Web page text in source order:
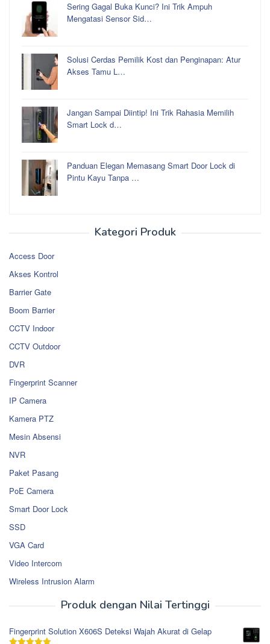
Sering Gagal Buka Kunci? Ini Trik Ampuh
Mengatasi Sensor Sid…
Solusi Cerdas Pemilik Kost dan Penginapan: Atur
Akses Tamu L…
Jangan Sampai Diintip! Ini Trik Rahasia Memilih
Smart Lock d…
Panduan Elegan Memasang Smart Door Lock di
Pintu Kayu Tanpa …
Kategori Produk
Access Door
Akses Kontrol
Barrier Gate
Boom Barrier
CCTV Indoor
CCTV Outdoor
DVR
Fingerprint Scanner
IP Camera
Kamera PTZ
Mesin Absensi
NVR
Paket Pasang
PoE Camera
Smart Door Lock
SSD
VGA Card
Video Intercom
Wireless Intrusion Alarm
Produk dengan Nilai Tertinggi
Fingerprint Solution X606S Deteksi Wajah Akurat di Gelap